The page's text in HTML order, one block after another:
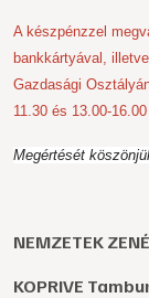
A készpénzzel
bankkártyával,
Gazdasági
11.30 és 13.00-
Megértését
NEMZETEK
KOPRIVE